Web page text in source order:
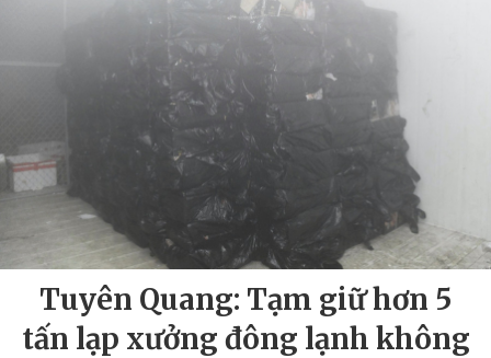
Tuyên Quang: Tạm giữ hơn 5
tấn lạp xưởng đông lạnh không